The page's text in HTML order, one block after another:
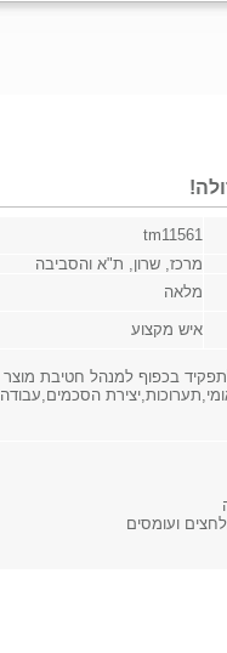
tm11561
מרכז, שרון, ת"א והסביבה
מלאה
איש מקצוע
בכפוף למנהל חטיבת מוצר
הסכמים,עבודה
ועומסים